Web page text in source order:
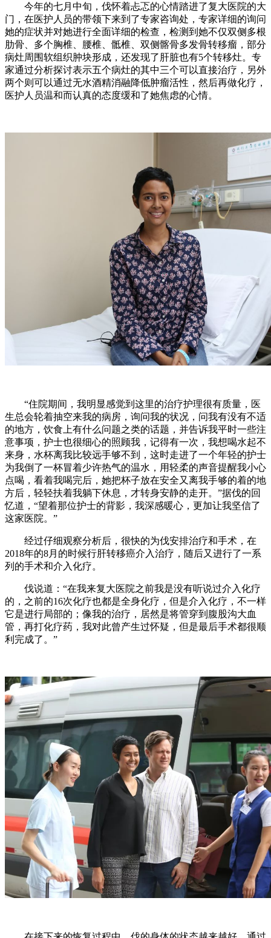
今年的七月中旬，伐怀着忐忑的心情踏进了复大医院的大
门，在医护人员的带领下来到了专家咨询处，专家详细的询问
她的症状并对她进行全面详细的检查，检测到她不仅双侧多根
肋骨、多个胸椎、腰椎、骶椎、双侧髂骨多发骨转移瘤，部分
病灶周围软组织肿块形成，还发现了肝脏也有5个转移灶。专
家通过分析探讨表示五个病灶的其中三个可以直接治疗，另外
两个则可以通过无水酒精消融降低肿瘤活性，然后再做化疗，
医护人员温和而认真的态度缓和了她焦虑的心情。
“住院期间，我明显感觉到这里的治疗护理很有质量，医
生总会轮着抽空来我的病房，询问我的状况，问我有没有不适
的地方，饮食上有什么问题之类的话题，并告诉我平时一些注
意事项，护士也很细心的照顾我，记得有一次，我想喝水起不
来身，水杯离我比较远手够不到，这时走进了一个年轻的护士
为我倒了一杯冒着少许热气的温水，用轻柔的声音提醒我小心
点喝，看着我喝完后，她把杯子放在安全又离我手够的着的地
方后，轻轻扶着我躺下休息，才转身安静的走开。”据伐的回
忆道，“望着那位护士的背影，我深感暖心，更加让我坚信了
这家医院。”
经过仔细观察分析后，很快的为伐安排治疗和手术，在
2018年的8月的时候行肝转移癌介入治疗，随后又进行了一系
列的手术和介入化疗。
伐说道：“在我来复大医院之前我是没有听说过介入化疗
的，之前的16次化疗也都是全身化疗，但是介入化疗，不一样
它是进行局部的；像我的治疗，居然是将管穿到腹股沟大血
管，再打化疗药，我对此曾产生过怀疑，但是最后手术都很顺
利完成了。”